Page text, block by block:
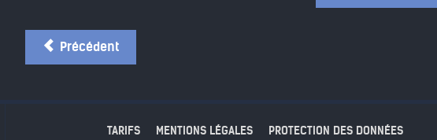
Précédent
TARIFS MENTIONS LÉGALES PROTECTION DES DONNÉES